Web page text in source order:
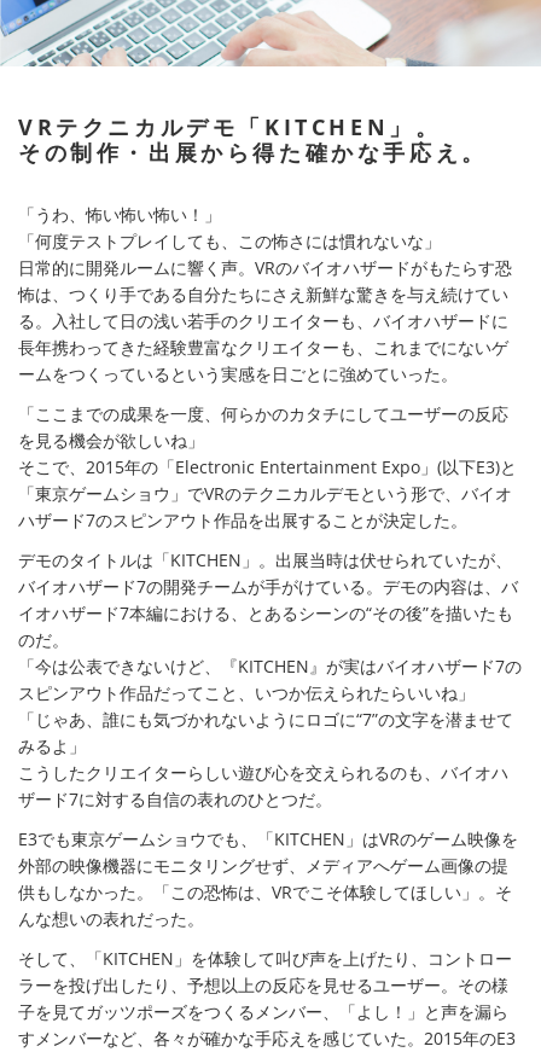
VRテクニカルデモ「KITCHEN」。
その制作・出展から得た確かな手応え。
「うわ、怖い怖い怖い！」
「何度テストプレイしても、この怖さには慣れないな」
日常的に開発ルームに響く声。VRのバイオハザードがもたらす恐
怖は、つくり手である自分たちにさえ新鮮な驚きを与え続けてい
る。入社して日の浅い若手のクリエイターも、バイオハザードに
長年携わってきた経験豊富なクリエイターも、これまでにないゲ
ームをつくっているという実感を日ごとに強めていった。
「ここまでの成果を一度、何らかのカタチにしてユーザーの反応
を見る機会が欲しいね」
そこで、2015年の「Electronic Entertainment Expo」(以下E3)と
「東京ゲームショウ」でVRのテクニカルデモという形で、バイオ
ハザード7のスピンアウト作品を出展することが決定した。
デモのタイトルは「KITCHEN」。出展当時は伏せられていたが、
バイオハザード7の開発チームが手がけている。デモの内容は、バ
イオハザード7本編における、とあるシーンの“その後”を描いたも
のだ。
「今は公表できないけど、『KITCHEN』が実はバイオハザード7の
スピンアウト作品だってこと、いつか伝えられたらいいね」
「じゃあ、誰にも気づかれないようにロゴに“7”の文字を潜ませて
みるよ」
こうしたクリエイターらしい遊び心を交えられるのも、バイオハ
ザード7に対する自信の表れのひとつだ。
E3でも東京ゲームショウでも、「KITCHEN」はVRのゲーム映像を
外部の映像機器にモニタリングせず、メディアへゲーム画像の提
供もしなかった。「この恐怖は、VRでこそ体験してほしい」。そ
んな想いの表れだった。
そして、「KITCHEN」を体験して叫び声を上げたり、コントロー
ラーを投げ出したり、予想以上の反応を見せるユーザー。その様
子を見てガッツポーズをつくるメンバー、「よし！」と声を漏ら
すメンバーなど、各々が確かな手応えを感じていた。2015年のE3